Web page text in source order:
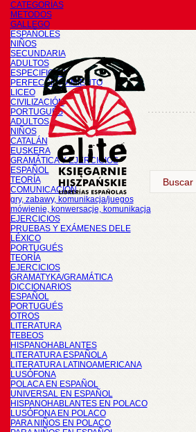
CATEGORÍAS
METODOS
GALLEGO
ESPAÑOLES
NIÑOS
SECUNDARIA
ADULTOS
ESPECIFICOS
PERFECCIONAMIENTO
LICEO
CIVILIZACIÓN
PORTUGUÉS
ADULTOS
NIÑOS
CATALÁN
EUSKERA
GRAMÁTICA Y EJERCICIOS
ESPAÑOL
TEORÍA
COMUNICACIÓN
gry, zabawy, komunikacja/juegos
mówienie, konwersacje, komunikacja
EJERCICIOS
PRUEBAS Y EXÁMENES DELE
LÉXICO
PORTUGUÉS
TEORÍA
EJERCICIOS
GRAMATYKA/GRAMÁTICA
DICCIONARIOS
ESPAÑOL
PORTUGUÉS
OTROS
LITERATURA
TEBEOS
HISPANOHABLANTES
LITERATURA ESPAÑOLA
LITERATURA LATINOAMERICANA
LUSÓFONA
POLACA EN ESPAÑOL
UNIVERSAL EN ESPAÑOL
HISPANOHABLANTES EN POLACO
LUSÓFONA EN POLACO
PARA NIÑOS EN POLACO